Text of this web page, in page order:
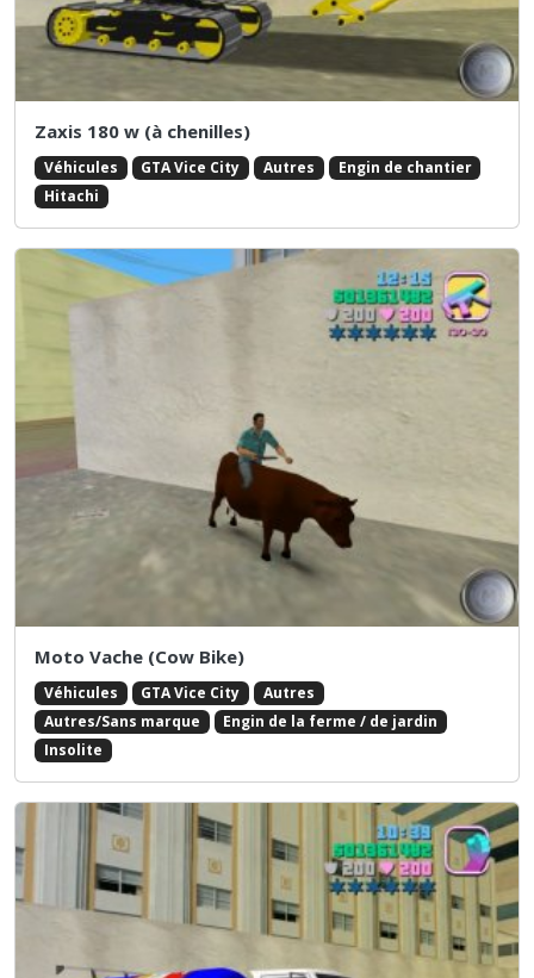
Zaxis 180 w (à chenilles)
Véhicules GTA Vice City Autres
Engin de chantier
Hitachi
Moto Vache (Cow Bike)
Véhicules GTA Vice City
Autres
Autres/Sans marque
Engin de la ferme / de jardin
Insolite